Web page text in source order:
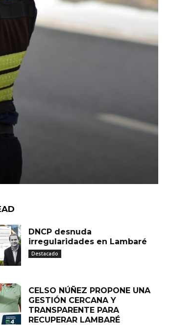
DNCP desnuda
irregularidades en Lambaré
Destacado
CELSO NÚÑEZ PROPONE UNA
GESTIÓN CERCANA Y
TRANSPARENTE PARA
RECUPERAR LAMBARÉ